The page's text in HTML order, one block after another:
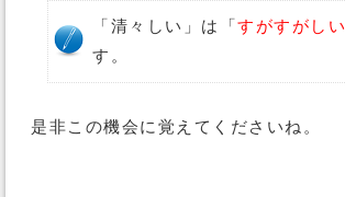
「清々しい」は「 すがすがしい
す。
是非この機会に覚えてくださいね。